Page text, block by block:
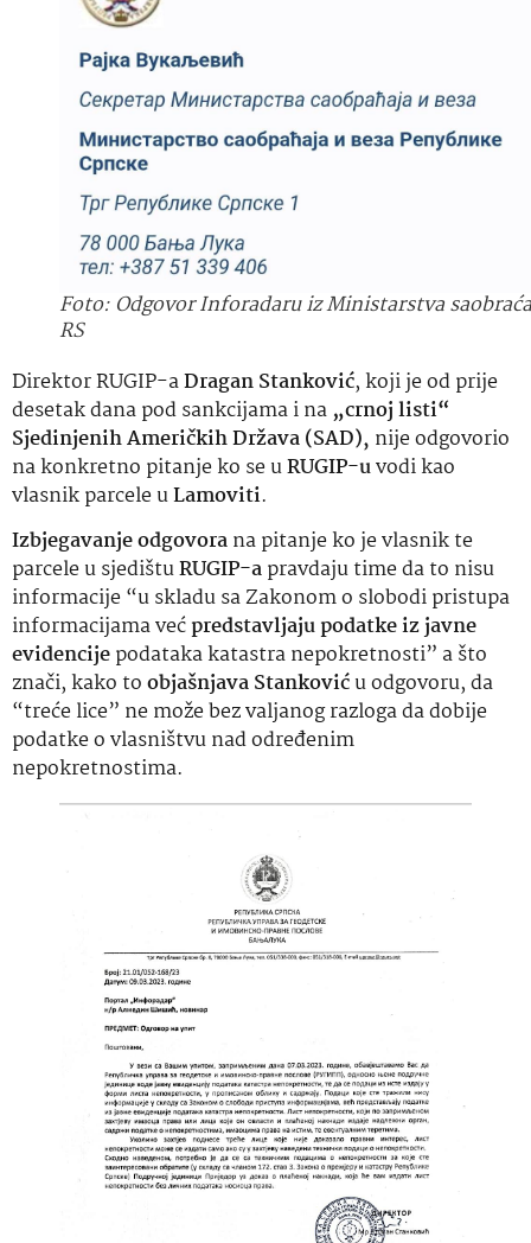
Foto: Odgovor Inforadaru iz Ministarstva
RS
Direktor RUGIP-aDragan Stanković, koji je od prije
desetak dana pod sankcijama i na „crnoj listi“
Sjedinjenih Američkih Država (SAD), nije odgovorio
na konkretno pitanje ko se uRUGIP-uvodi kao
vlasnik parcele uLamoviti.
Izbjegavanje odgovorana pitanje ko je vlasnik te
parcele u sjedištuRUGIP-apravdaju time da to nisu
informacije “u skladu sa Zakonom o slobodi pristupa
informacijama većpredstavljaju podatke iz javne
evidencijepodataka katastra nepokretnosti” a što
znači, kako toobjašnjava Stankoviću odgovoru, da
“treće lice” ne može bez valjanog razloga da dobije
podatke o vlasništvu nad određenim
nepokretnostima.